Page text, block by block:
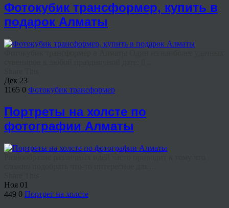
Фотокубик трансформер, купить в
подарок Алматы
Дек 23
1165 0 Фотокубик трансформер
Портреты на холсте по
фотографии Алматы
Ноя 01
449 0 Портрет на холсте